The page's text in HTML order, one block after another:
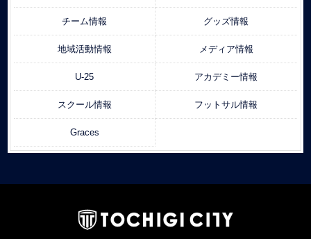
チーム情報 グッズ情報
地域活動情報 メディア情報
U-25 アカデミー情報
スクール情報 フットサル情報
Graces